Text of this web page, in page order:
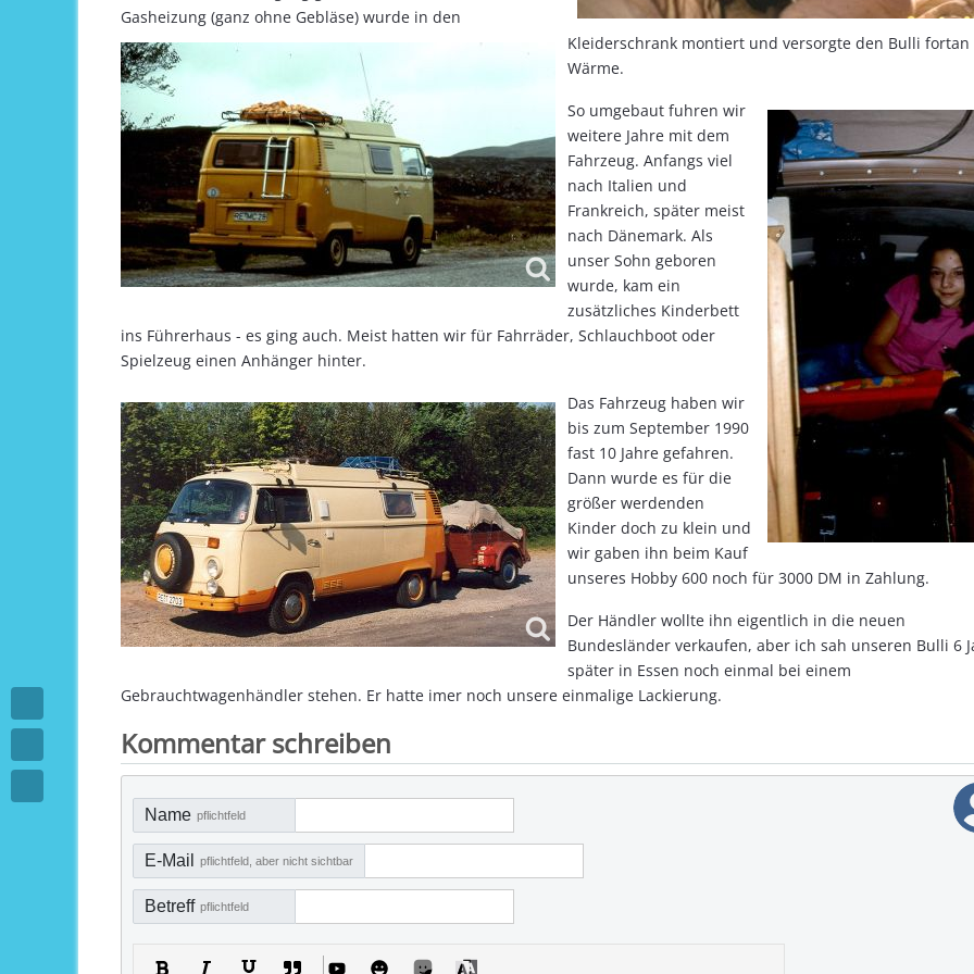
Gasheizung (ganz ohne Gebläse) wurde in den
Kleiderschrank montiert und versorgte den Bulli
Wärme.
So umgebaut fuhren wir
weitere Jahre mit dem
Fahrzeug. Anfangs viel
nach Italien und
Frankreich, später meist
nach Dänemark. Als
unser Sohn geboren
wurde, kam ein
zusätzliches Kinderbett
ins Führerhaus - es ging auch. Meist hatten wir für Fahrräder, Schlauchboot oder
Spielzeug einen Anhänger hinter.
Das Fahrzeug haben wir
bis zum September 1990
fast 10 Jahre gefahren.
Dann wurde es für die
größer werdenden
Kinder doch zu klein und
wir gaben ihn beim Kauf
unseres Hobby 600 noch für 3000 DM in Zahlung.
Der Händler wollte ihn eigentlich in die neuen
Bundesländer verkaufen, aber ich sah unseren Bulli 6
später in Essen noch einmal bei einem
Gebrauchtwagenhändler stehen. Er hatte imer noch unsere einmalige Lackierung.
Kommentar schreiben
Name pflichtfeld
E-Mail pflichtfeld, aber nicht sichtbar
Betreff pflichtfeld